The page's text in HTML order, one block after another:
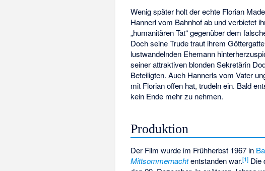
Wenig später holt der echte Florian
Hannerl vom Bahnhof ab und verbietet
„humanitären Tat“ gegenüber dem
Doch seine Trude traut ihrem
lustwandelnden Ehemann
seiner attraktiven blonden Sekretärin
Beteiligten. Auch Hannerls vom Vater
mit Florian offen hat, trudeln ein. Bald
kein Ende mehr zu nehmen.
Produktion
Der Film wurde im Frühherbst 1967 in
Mittsommernachtentstanden war.[1] Die